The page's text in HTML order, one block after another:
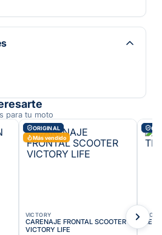
para tu moto
ORIGINAL
Más vendido
VICTORY
CARENAJE FRONTAL SCOOTER
VICTORY LIFE